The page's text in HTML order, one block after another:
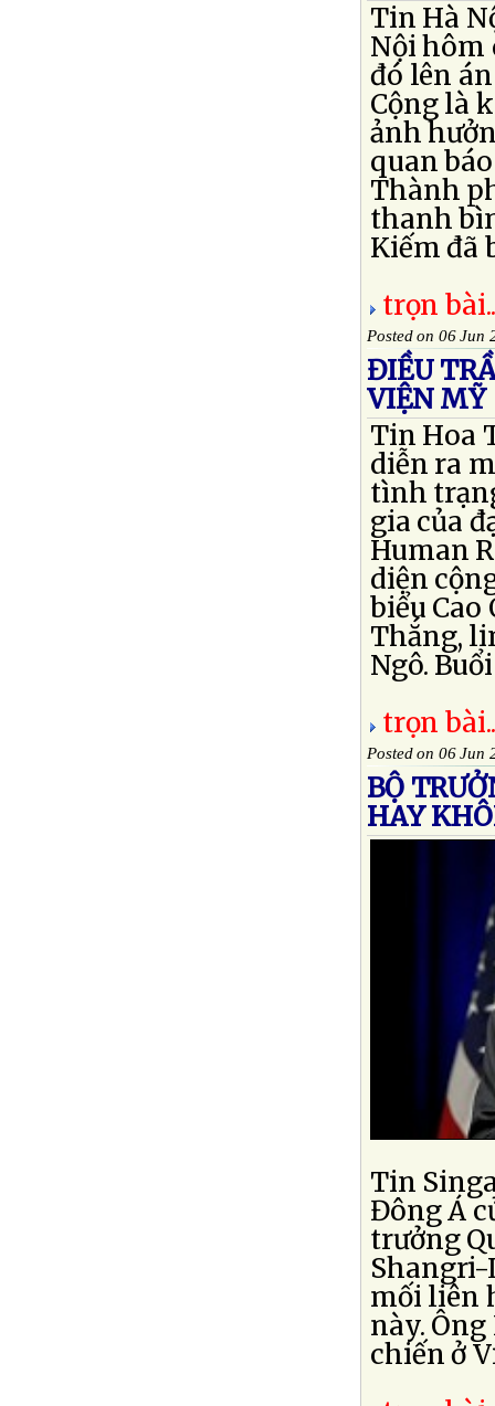
Tin Hà
Nội hôm
đó lên
Cộng là
ảnh
quan
Thành
thanh
Kiếm đã
trọn
Posted on 06 Jun
ĐIỀU
VIỆN MỸ
Tin Hoa
diễn ra
tình
gia của
Human
diện
biểu
Thắng,
Ngô.
trọn
Posted on 06 Jun
BỘ
HAY
Tin
Đông Á
trưởng
Shangri-
mối liên
này.
chiến ở